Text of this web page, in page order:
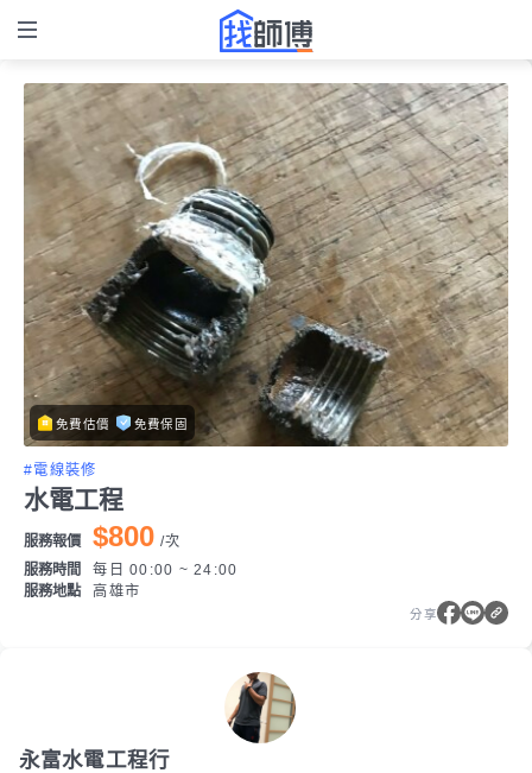
免費估價 免費保固
#電線裝修
水電工程
服務報價 $800 /次
服務時間
每日 00:00 ~ 24:00
服務地點
高雄市
分享
永富水電工程行